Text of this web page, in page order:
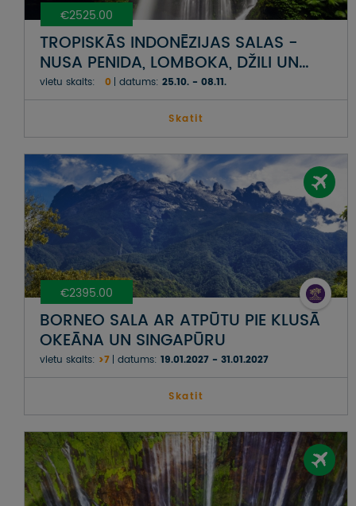
€2525.00
TROPISKĀS INDONĒZIJAS SALAS -
NUSA PENIDA, LOMBOKA, DŽILI UN
BALI
vietu skaits: 0 datums: 25.10. - 08.11.
Skatit
€2395.00
BORNEO SALA AR ATPŪTU PIE KLUSĀ
OKEĀNA UN SINGAPŪRU
vietu skaits: >7 datums: 19.01.2027 - 31.01.2027
Skatit